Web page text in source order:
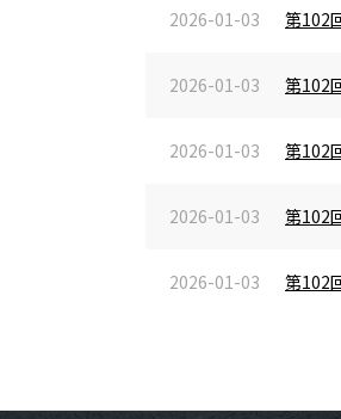
2026-01-03 第102
2026-01-03 第102
2026-01-03 第102
2026-01-03 第102
2026-01-03 第102